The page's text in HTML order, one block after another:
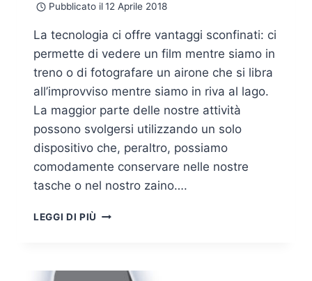
Pubblicato il 12 Aprile 2018
La tecnologia ci offre vantaggi sconfinati: ci
permette di vedere un film mentre siamo in
treno o di fotografare un airone che si libra
all’improvviso mentre siamo in riva al lago.
La maggior parte delle nostre attività
possono svolgersi utilizzando un solo
dispositivo che, peraltro, possiamo
comodamente conservare nelle nostre
tasche o nel nostro zaino….
LEGGI DI PIÙ BYOD
NELLO